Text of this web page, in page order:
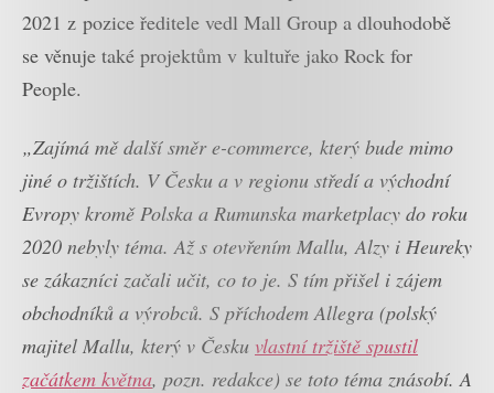
2021 z pozice ředitele vedl Mall Group a dlouhodobě
se věnuje také projektům v kultuře jako Rock for
People.
„Zajímá mě další směr e-commerce, který bude mimo
jiné o tržištích. V Česku a v regionu středí a východní
Evropy kromě Polska a Rumunska marketplacy do roku
2020 nebyly téma. Až s otevřením Mallu, Alzy i Heureky
se zákazníci začali učit, co to je. S tím přišel i zájem
obchodníků a výrobců. S příchodem Allegra (polský
majitel Mallu, který v Česku vlastní tržiště spustil
začátkem května, pozn. redakce) se toto téma znásobí. A